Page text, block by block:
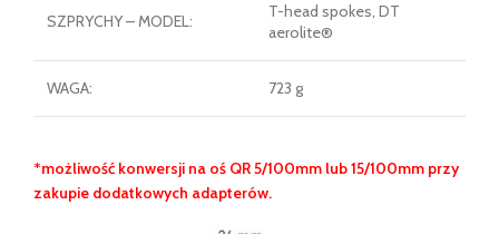
SZPRYCHY – MODEL:
T-head spokes, DT
aerolite®
WAGA: 723 g
*możliwość konwersji na oś QR 5/100mm lub 15/100mm przy
zakupie dodatkowych adapterów.